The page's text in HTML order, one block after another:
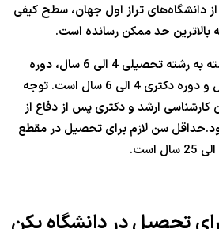
از دانشگاه‌های تراز اول جهان، سطح کیفی
بالاترین حد ممکن رسانده است.
دوره تحصیل کارشناسی بسته به رشته تحصیلی 4 الی 6 سال، دوره
کارشناسی ارشد 2 الی 3 سال و دوره دکتری 4 الی 6 سال است. توجه
کارشناسی ارشد و دکتری پس از دفاع از
سن لازم برای تحصیل در مقطع